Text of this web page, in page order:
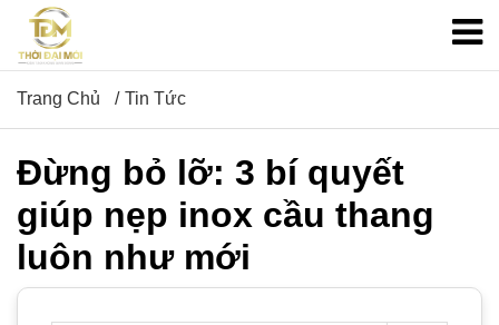
Trang Chủ Tin Tức
Đừng bỏ lỡ: 3 bí quyết
giúp nẹp inox cầu thang
luôn như mới